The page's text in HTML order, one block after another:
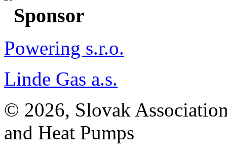
Sponsor
Powering s.r.o.
Linde Gas a.s.
© 2026, Slovak
and Heat Pumps